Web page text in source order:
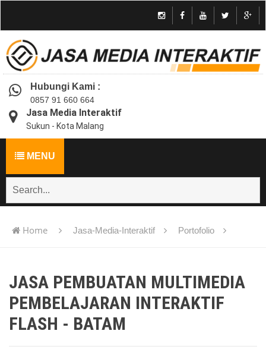
Hubungi Kami :
0857 91 660 664
Jasa Media Interaktif
Sukun - Kota Malang
MENU
Home Jasa-Media-Interaktif Portofolio
JASA PEMBUATAN MULTIMEDIA
PEMBELAJARAN INTERAKTIF
FLASH - BATAM